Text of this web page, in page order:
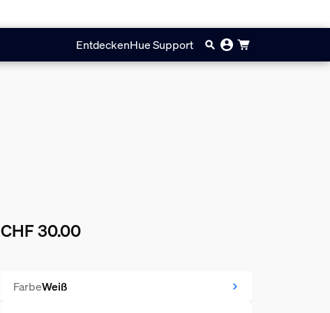
EntdeckenHue Support
CHF 30.00
FarbeWeiß